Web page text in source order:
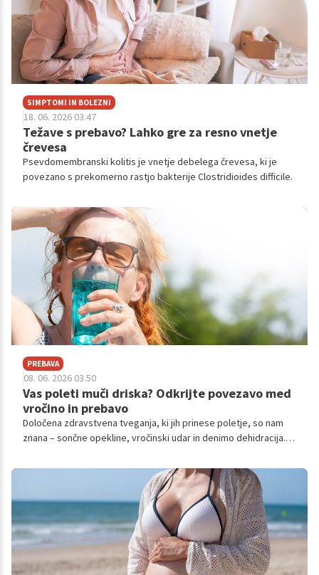
SIMPTOMI IN BOLEZNI
18. 06. 2026 03.47
Težave s prebavo? Lahko gre za resno vnetje
črevesa
Psevdomembranski kolitis je vnetje debelega črevesa, ki je
povezano s prekomerno rastjo bakterije Clostridioides difficile.
PREBAVA
08. 06. 2026 03.50
Vas poleti muči driska? Odkrijte povezavo med
vročino in prebavo
Določena zdravstvena tveganja, ki jih prinese poletje, so nam
znana – sončne opekline, vročinski udar in denimo dehidracija.
ki se pojavi, ko narastejo temperature – driski.